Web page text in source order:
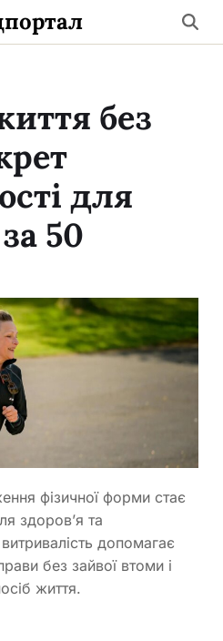
без
для
50
фізичної форми стає
здоров’я та
допомагає
без зайвої втоми і
життя.